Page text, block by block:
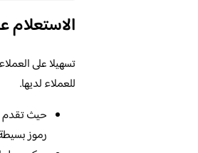
الاستعلام
تسهيلا على
للعملاء لديها.
حيث تقدم
رموز